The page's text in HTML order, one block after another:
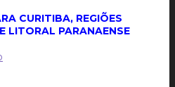
CURITIBA, REGIÕES
LITORAL PARANAENSE